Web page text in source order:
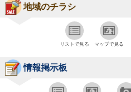
地域のチラシ
リストで見る マップで見る
情報掲示板